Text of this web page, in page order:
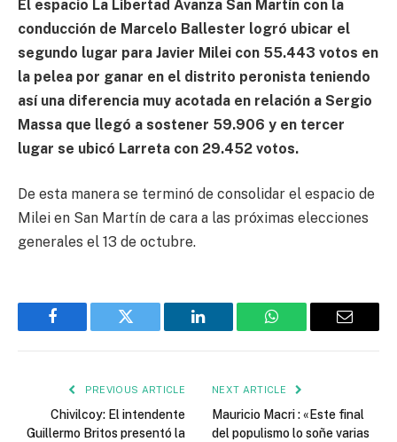
El espacio La Libertad Avanza San Martín con la
conducción de Marcelo Ballester logró ubicar el
segundo lugar para Javier Milei con 55.443 votos en
la pelea por ganar en el distrito peronista teniendo
así una diferencia muy acotada en relación a Sergio
Massa que llegó a sostener 59.906 y en tercer
lugar se ubicó Larreta con 29.452 votos.
De esta manera se terminó de consolidar el espacio de
Milei en San Martín de cara a las próximas elecciones
generales el 13 de octubre.
Facebook Twitter LinkedIn WhatsApp Email
PREVIOUS ARTICLE
Chivilcoy: El intendente
Guillermo Britos presentó la
NEXT ARTICLE
Mauricio Macri : «Este final
del populismo lo soñe varias